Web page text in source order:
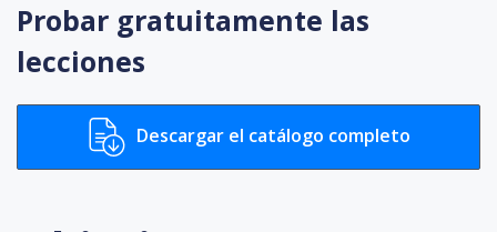
Probar gratuitamente las
lecciones
Descargar el catálogo completo